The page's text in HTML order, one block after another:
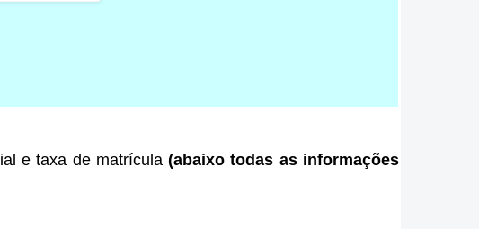
e taxa de matrícula(abaixo todas as informações